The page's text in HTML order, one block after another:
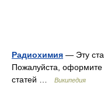
Радиохимия — Эту
Пожалуйста,
статей …
Википедия